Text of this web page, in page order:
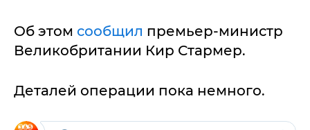
Об этом сообщил премьер-министр
Великобритании Кир Стармер.
Деталей операции пока немного.